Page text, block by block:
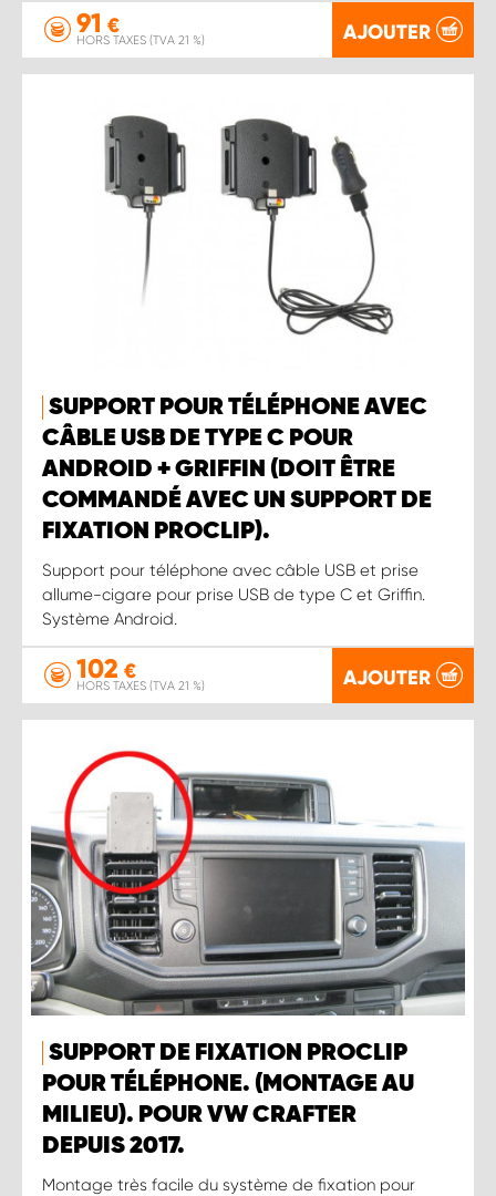
91 €
HORS TAXES (TVA 21 %) AJOUTER
SUPPORT POUR TÉLÉPHONE AVEC
CÂBLE USB DE TYPE C POUR
ANDROID + GRIFFIN (DOIT ÊTRE
COMMANDÉ AVEC UN SUPPORT DE
FIXATION PROCLIP).
Support pour téléphone avec câble USB et prise
allume-cigare pour prise USB de type C et Griffin.
Système Android.
102 €
HORS TAXES (TVA 21 %) AJOUTER
SUPPORT DE FIXATION PROCLIP
POUR TÉLÉPHONE. (MONTAGE AU
MILIEU). POUR VW CRAFTER
DEPUIS 2017.
Montage très facile du système de fixation pour